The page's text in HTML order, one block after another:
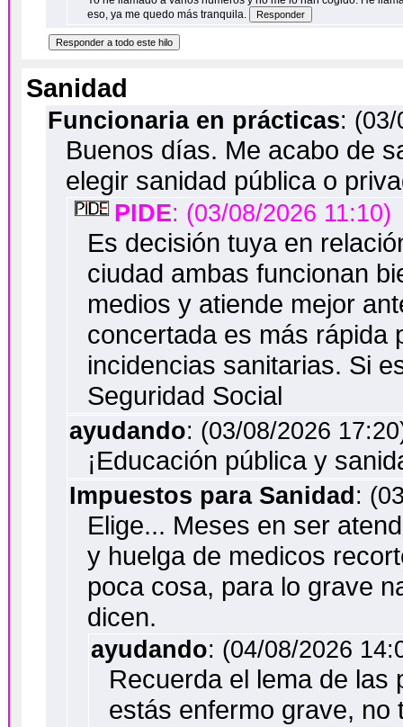
eso, ya me quedo más tranquila.
Sanidad
Funcionaria en prácticas:
Buenos días. Me acabo de
elegir sanidad pública o
PIDE: (03/08/2026 11:10)
Es decisión tuya en
ciudad ambas funcionan
medios y atiende mejor
concertada es más rápida
incidencias sanitarias. Si
Seguridad Social
ayudando: (03/08/2026
¡Educación pública y
Impuestos para Sanidad :
Elige... Meses en ser
y huelga de medicos
poca cosa, para lo grave
dicen.
ayudando: (04/08/2026
Recuerda el lema de las
estás enfermo grave, no